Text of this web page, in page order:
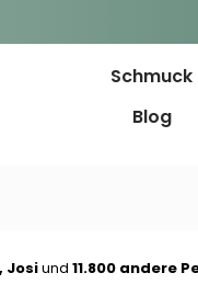
Schmuck
Blog
Josiund 11.800 andere